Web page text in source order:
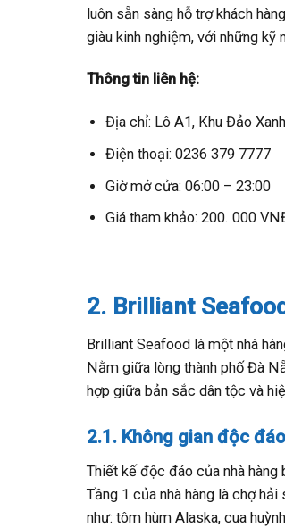
luôn sẵn sàng hỗ trợ khách
giàu kinh nghiệm, với những kỹ
Thông tin liên hệ:
Địa chỉ: Lô A1, Khu Đảo
Điện thoại: 0236 379 7777
Giờ mở cửa: 06:00 – 23:00
Giá tham khảo: 200. 000
2. Brilliant
Brilliant Seafood là một nhà
Nằm giữa lòng thành phố Đà
hợp giữa bản sắc dân tộc và
2.1. Không gian độc
Thiết kế độc đáo của nhà
Tầng 1 của nhà hàng là chợ
như: tôm hùm Alaska, cua